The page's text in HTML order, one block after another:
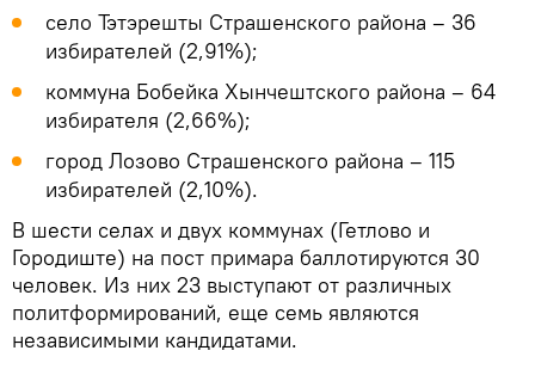
село Тэтэрешты Страшенского района – 36
избирателей (2,91%);
коммуна Бобейка Хынчештского района – 64
избирателя (2,66%);
город Лозово Страшенского района – 115
избирателей (2,10%).
В шести селах и двух коммунах (Гетлово и
Городиште) на пост примара баллотируются 30
человек. Из них 23 выступают от различных
политформирований, еще семь являются
независимыми кандидатами.